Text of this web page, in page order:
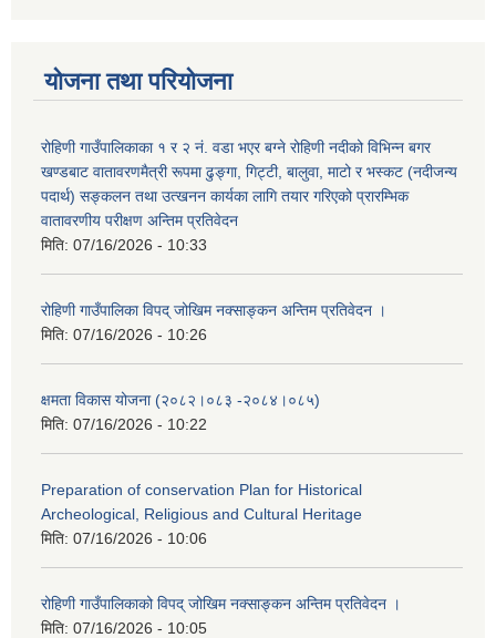
योजना तथा परियोजना
रोहिणी गाउँपालिकाका १ र २ नं. वडा भएर बग्ने रोहिणी नदीको विभिन्न बगर
खण्डबाट वातावरणमैत्री रूपमा ढुङ्गा, गिट्टी, बालुवा, माटो र भस्कट (नदीजन्य
पदार्थ) सङ्कलन तथा उत्खनन कार्यका लागि तयार गरिएको प्रारम्भिक
वातावरणीय परीक्षण अन्तिम प्रतिवेदन
मिति: 07/16/2026 - 10:33
रोहिणी गाउँपालिका विपद् जोखिम नक्साङ्कन अन्तिम प्रतिवेदन ।
मिति: 07/16/2026 - 10:26
क्षमता विकास योजना (२०८२।०८३‍ -२०८४।०८५)
मिति: 07/16/2026 - 10:22
Preparation of conservation Plan for Historical
Archeological, Religious and Cultural Heritage
मिति: 07/16/2026 - 10:06
रोहिणी गाउँपालिकाको विपद् जोखिम नक्साङ्कन अन्तिम प्रतिवेदन ।
मिति: 07/16/2026 - 10:05